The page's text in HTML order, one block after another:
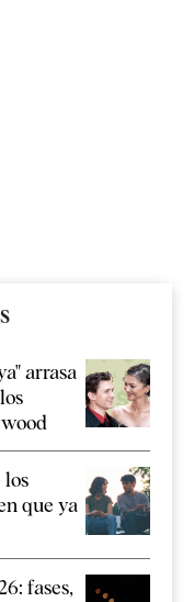
arrasa
los
que ya
fases,